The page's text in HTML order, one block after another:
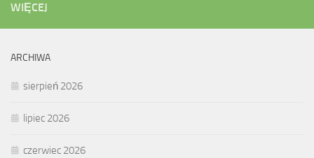
WIĘCEJ
ARCHIWA
sierpień 2026
lipiec 2026
czerwiec 2026